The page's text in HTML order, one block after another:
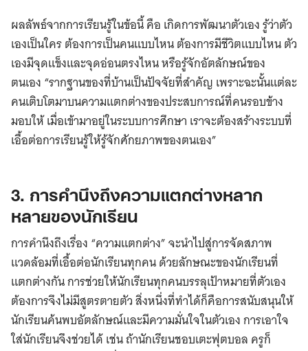
ผลลัพธ์จากการเรียนรู้ในข้อนี้ คือ เกิดการพัฒนาตัวเอง รู้ว่าตัว
เองเป็นใคร ต้องการเป็นคนแบบไหน ต้องการมีชีวิตแบบไหน ตัว
เองมีจุดแข็งและจุดอ่อนตรงไหน หรือรู้จักอัตลักษณ์ของ
ตนเอง “รากฐานของที่บ้านเป็นปัจจัยที่สำคัญ เพราะฉะนั้นแต่ละ
คนเติบโตมาบนความแตกต่างของประสบการณ์ที่คนรอบข้าง
มอบให้ เมื่อเข้ามาอยู่ในระบบการศึกษา เราจะต้องสร้างระบบที่
เอื้อต่อการเรียนรู้ให้รู้จักศักยภาพของตนเอง”
3. การคำนึงถึงความแตกต่างหลาก
หลายของนักเรียน
การคำนึงถึงเรื่อง “ความแตกต่าง” จะนำไปสู่การจัดสภาพ
แวดล้อมที่เอื้อต่อนักเรียนทุกคน ด้วยลักษณะของนักเรียนที่
แตกต่างกัน การช่วยให้นักเรียนทุกคนบรรลุเป้าหมายที่ตัวเอง
ต้องการจึงไม่มีสูตรตายตัว สิ่งหนึ่งที่ทำได้ก็คือการสนับสนุนให้
นักเรียนค้นพบอัตลักษณ์และมีความมั่นใจในตัวเอง การเอาใจ
ใส่นักเรียนจึงช่วยได้ เช่น ถ้านักเรียนชอบเตะฟุตบอล ครูก็